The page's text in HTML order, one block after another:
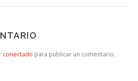
conectado para publicar un comentario.